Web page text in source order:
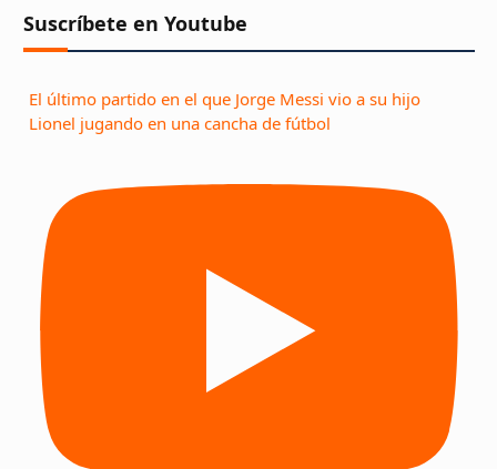
Suscríbete en Youtube
El último partido en el que Jorge Messi vio a su hijo
Lionel jugando en una cancha de fútbol